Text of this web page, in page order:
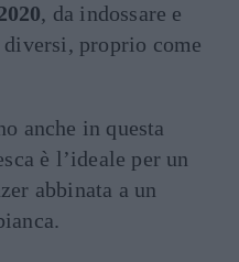
, da indossare e
proprio come
anche in questa
è l’ideale per un
abbinata a un